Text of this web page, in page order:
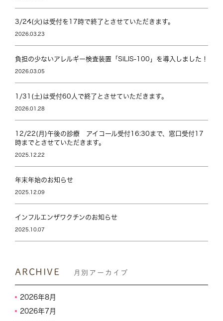
3/24(火)は受付を17時で終了とさせていただきます。
2026.03.23
負担の少ないアレルギー検査装置「SiLIS-100」を導入しました！
2026.03.05
1/31(土)は受付60人で終了とさせていただきます。
2026.01.28
12/22(月)午後の診療 アイコール受付16:30まで、窓口受付17
時までとさせていただきます。
2025.12.22
年末年始のお知らせ
2025.12.09
インフルエンザワクチンのお知らせ
2025.10.07
ARCHIVE 月別アーカイブ
2026年8月
2026年7月